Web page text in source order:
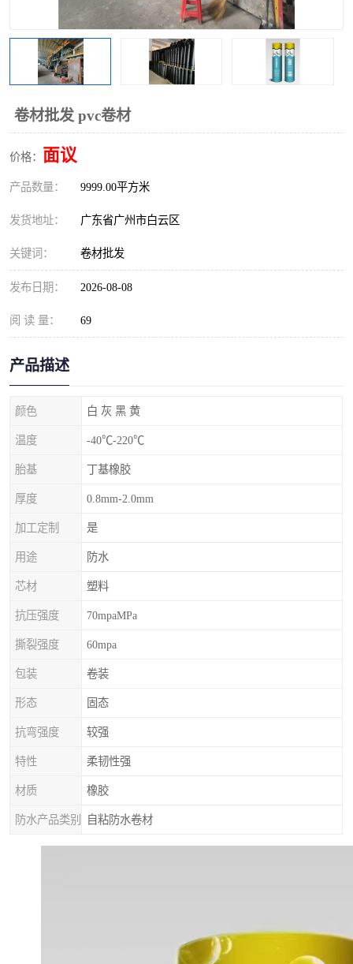
卷材批发 pvc卷材
价格： 面议
产品数量： 9999.00平方米
发货地址： 广东省广州市白云区
关键词： 卷材批发
发布日期： 2026-08-08
阅 读 量： 69
产品描述
颜色 白 灰 黑 黄
温度 -40℃-220℃
胎基 丁基橡胶
厚度 0.8mm-2.0mm
加工定制 是
用途 防水
芯材 塑料
抗压强度 70mpaMPa
撕裂强度 60mpa
包装 卷装
形态 固态
抗弯强度 较强
特性 柔韧性强
材质 橡胶
防水产品类别 自粘防水卷材